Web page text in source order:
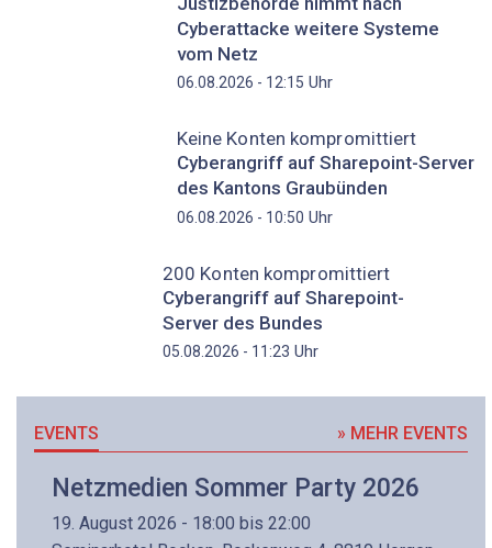
Cyberattacke weitere Systeme
vom Netz
06.08.2026 - 12:15 Uhr
Keine Konten kompromittiert
Cyberangriff auf Sharepoint-Server
des Kantons Graubünden
06.08.2026 - 10:50 Uhr
200 Konten kompromittiert
Cyberangriff auf Sharepoint-
Server des Bundes
05.08.2026 - 11:23 Uhr
EVENTS » MEHR EVENTS
Netzmedien Sommer Party 2026
19. August 2026 - 18:00 bis 22:00